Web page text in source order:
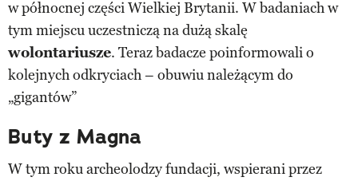
w północnej części Wielkiej Brytanii. W badaniach w
tym miejscu uczestniczą na dużą skalę
wolontariusze. Teraz badacze poinformowali o
kolejnych odkryciach – obuwiu należącym do
„gigantów”
Buty z Magna
W tym roku archeolodzy fundacji, wspierani przez